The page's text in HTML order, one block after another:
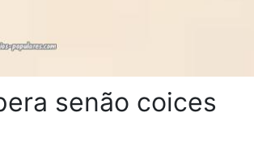
senão coices